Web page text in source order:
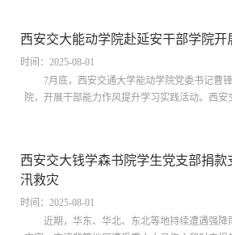
安全管理进行交流。李峥嵘要求各实验室切实增
当，严格落实隐患排查与整改。他指出，各单位
故”的理念，时刻绷紧安全之弦，全面消...
西安交大能动学院赴延安干部学院开
时间：2025-08-01
7月底，西安交通大学能动学院党委书记曹
院，开展干部能力作风提升学习实践活动。西
入学习延安精神，提高党性修养，提升工作作风
学习了《深入学习习近平总书记关于党史学习教
途命运的延安十三年》，系统把握党中央在...
西安交大钱学森书院学生党支部捐款
汛救灾
时间：2025-08-01
近期，华东、华北、东北等地持续遭遇强